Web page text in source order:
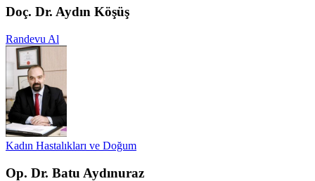
Doç. Dr. Aydın Köşüş
Randevu Al
Kadın Hastalıkları ve Doğum
Op. Dr. Batu Aydınuraz